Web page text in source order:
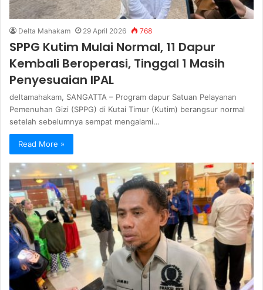
Delta Mahakam 29 April 2026 768
SPPG Kutim Mulai Normal, 11 Dapur
Kembali Beroperasi, Tinggal 1 Masih
Penyesuaian IPAL
deltamahakam, SANGATTA – Program dapur Satuan Pelayanan
Pemenuhan Gizi (SPPG) di Kutai Timur (Kutim) berangsur normal
setelah sebelumnya sempat mengalami…
Read More »